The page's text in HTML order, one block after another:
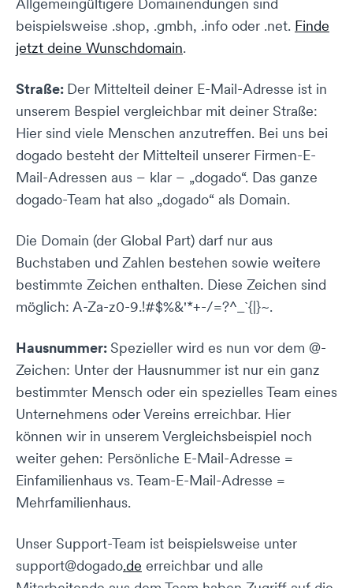
beispielsweise .shop, .gmbh, .info oder .net. Finde
jetzt deine Wunschdomain.
Straße: Der Mittelteil deiner E-Mail-Adresse ist in
unserem Bespiel vergleichbar mit deiner Straße:
Hier sind viele Menschen anzutreffen. Bei uns bei
dogado besteht der Mittelteil unserer Firmen-E-
Mail-Adressen aus – klar – „dogado“. Das ganze
dogado-Team hat also „dogado“ als Domain.
Die Domain (der Global Part) darf nur aus
Buchstaben und Zahlen bestehen sowie weitere
bestimmte Zeichen enthalten. Diese Zeichen sind
möglich: A-Za-z0-9.!#$%&'*+-/=?^_`{|}~.
Hausnummer:Spezieller wird es nun vor dem @-
Zeichen: Unter der Hausnummer ist nur ein ganz
bestimmter Mensch oder ein spezielles Team eines
Unternehmens oder Vereins erreichbar. Hier
können wir in unserem Vergleichsbeispiel noch
weiter gehen: Persönliche E-Mail-Adresse =
Einfamilienhaus vs. Team-E-Mail-Adresse =
Mehrfamilienhaus.
Unser Support-Team ist beispielsweise unter
support@dogado.de erreichbar und alle